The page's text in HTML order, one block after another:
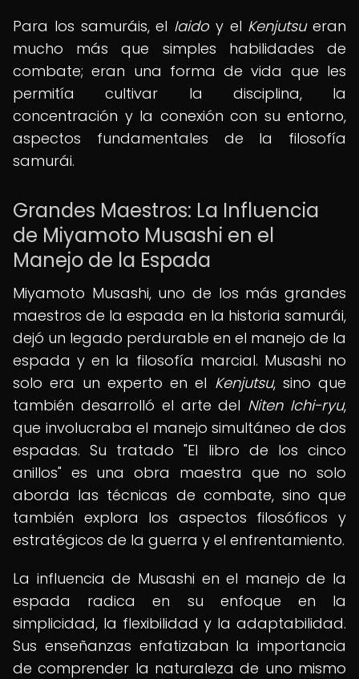
Para los samuráis, el Iaido y el Kenjutsueran
mucho más que simples habilidades de
combate; eran una forma de vida que les
permitía cultivar la disciplina, la
concentración y la conexión con su entorno,
aspectos fundamentales de la filosofía
samurái.
Grandes Maestros: La Influencia
de Miyamoto Musashi en el
Manejo de la Espada
Miyamoto Musashi, uno de los más grandes
maestros de la espada en la historia samurái,
dejó un legado perdurable en el manejo de la
espada y en la filosofía marcial. Musashi no
solo era un experto en el Kenjutsu, sino que
también desarrolló el arte del Niten Ichi-ryu,
que involucraba el manejo simultáneo de dos
espadas. Su tratado "El libro de los cinco
anillos" es una obra maestra que no solo
aborda las técnicas de combate, sino que
también explora los aspectos filosóficos y
estratégicos de la guerra y el enfrentamiento.
La influencia de Musashi en el manejo de la
espada radica en su enfoque en la
simplicidad, la flexibilidad y la adaptabilidad.
Sus enseñanzas enfatizaban la importancia
de comprender la naturaleza de uno mismo